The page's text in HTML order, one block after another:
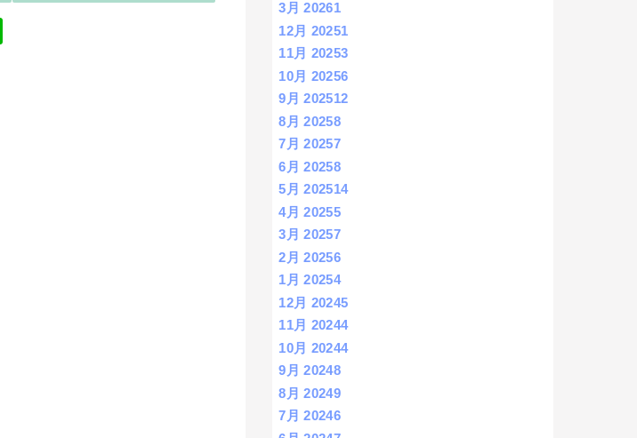
3月 20261
12月 20251
11月 20253
10月 20256
9月 202512
8月 20258
7月 20257
6月 20258
5月 202514
4月 20255
3月 20257
2月 20256
1月 20254
12月 20245
11月 20244
10月 20244
9月 20248
8月 20249
7月 20246